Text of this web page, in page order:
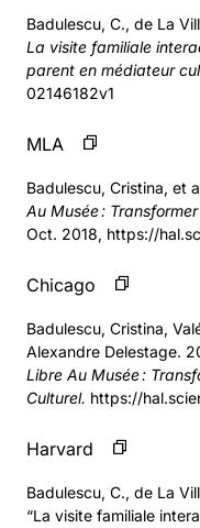
Badulescu, C., de La
La visite familiale
parent en médiateur
02146182v1
MLA
Badulescu, Cristina, et
Au Musée :
Oct. 2018, https://
Chicago
Badulescu, Cristina,
Alexandre Delestage.
Libre Au Musée :
Culturel. https://
Harvard
Badulescu, C., de La
“La visite familiale